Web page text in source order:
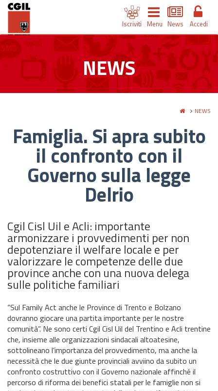
Iscriviti Menu News Accedi
NEWS
NEWS
Famiglia. Si apra subito
il confronto con il
Governo sulla legge
Delrio
Cgil Cisl Uil e Acli: importante
armonizzare i provvedimenti per non
depotenziare il welfare locale e per
valorizzare le competenze delle due
province anche con una nuova delega
sulle politiche familiari
“Sul Family Act anche le Province di Trento e Bolzano
dovranno giocare una partita importante per le nostre
comunità”. Ne sono certi Cgil Cisl Uil del Trentino e Acli trentine
che, insieme alle organizzazioni sindacali altoatesine,
sottolineano l’importanza del provvedimento, ma anche la
necessità che le due giunte provinciali avviino da subito un
confronto costruttivo con il Governo nazionale affinché il
percorso di riforma dei benefici statali per le famiglie non si